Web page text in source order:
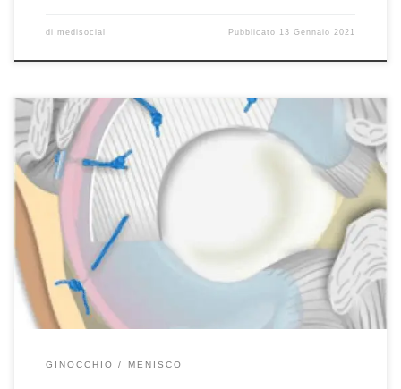
di medisocial Pubblicato 13 Gennaio 2021
Il menisco artificiale: Gli Scaffold MeniscaliIl menisco: Update su
scienza di base, diagnosi, trattamento e prospettive future. Nel
documento che trovate in questo articolo, viene trattato il tema
del menisco artificiale. Troverete informazioni sulle
meniscectomie totali e parziali, sugli scaffold meniscali e sulla
rigenerazione della cartilagine meniscale. Per ulteriori
informazioni […]
GINOCCHIO MENISCO